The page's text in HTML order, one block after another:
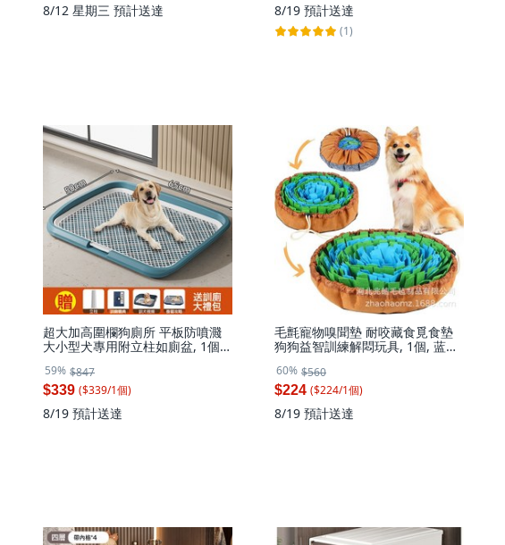
8/12 星期三 預計送達 8/19 預計送達
(1)
超大加高圍欄狗廁所 平板防噴濺
大小型犬專用附立柱如廁盆, 1個,
59% $847
$339 ($339/1個)
8/19 預計送達
毛氈寵物嗅聞墊 耐咬藏食覓食墊
狗狗益智訓練解悶玩具, 1個, 蓝绿
60% $560
$224 ($224/1個)
8/19 預計送達